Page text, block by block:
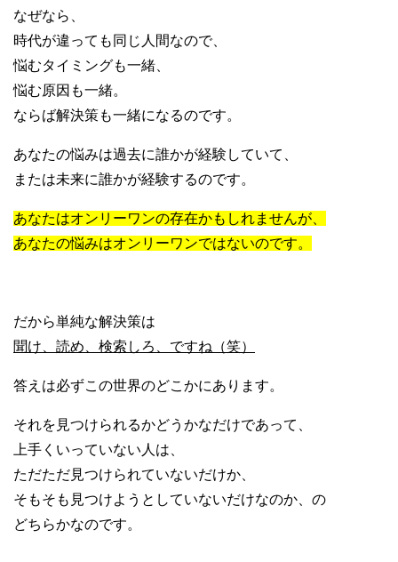
なぜなら、
時代が違っても同じ人間なので、
悩むタイミングも一緒、
悩む原因も一緒。
ならば解決策も一緒になるのです。
あなたの悩みは過去に誰かが経験していて、
または未来に誰かが経験するのです。
あなたはオンリーワンの存在かもしれませんが、
あなたの悩みはオンリーワンではないのです。
だから単純な解決策は
聞け、読め、検索しろ、ですね（笑）
答えは必ずこの世界のどこかにあります。
それを見つけられるかどうかなだけであって、
上手くいっていない人は、
ただただ見つけられていないだけか、
そもそも見つけようとしていないだけなのか、の
どちらかなのです。